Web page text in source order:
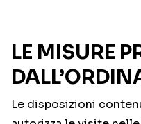
LE MISURE
Le disposizioni